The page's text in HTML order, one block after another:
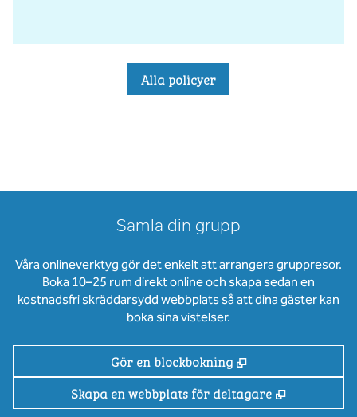
Alla policyer
Samla din grupp
Våra onlineverktyg gör det enkelt att arrangera gruppresor.
Boka 10–25 rum direkt online och skapa sedan en
kostnadsfri skräddarsydd webbplats så att dina gäster kan
boka sina vistelser.
Gör en blockbokning ,
Skapa en webbplats för deltagare
,